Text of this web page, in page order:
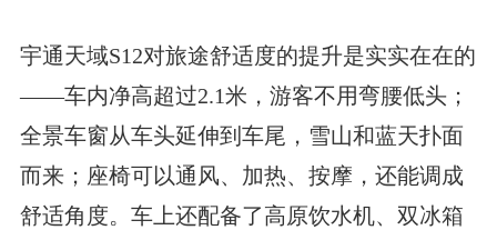
宇通天域S12对旅途舒适度的提升是实实在在的
——车内净高超过2.1米，游客不用弯腰低头；
全景车窗从车头延伸到车尾，雪山和蓝天扑面
而来；座椅可以通风、加热、按摩，还能调成
舒适角度。车上还配备了高原饮水机、双冰箱